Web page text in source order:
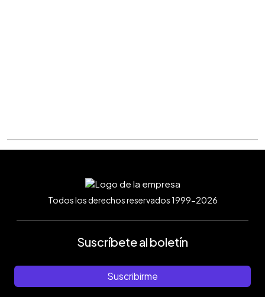
Todos los derechos reservados 1999-2026
Suscríbete al boletín
Suscribirme